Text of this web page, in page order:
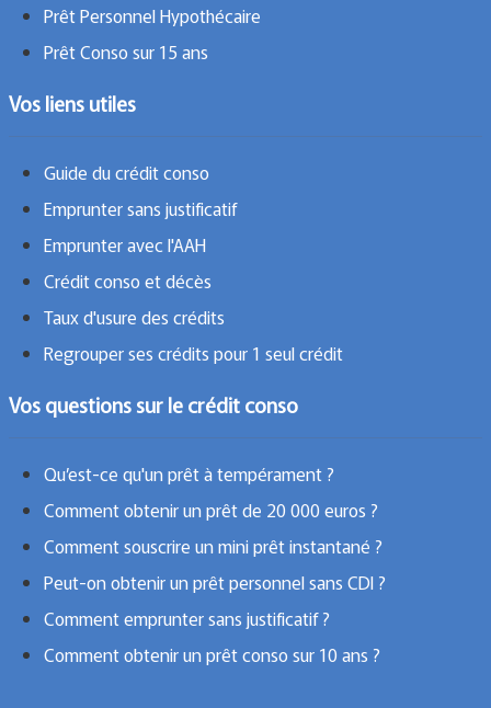
Prêt Personnel Hypothécaire
Prêt Conso sur 15 ans
Vos liens utiles
Guide du crédit conso
Emprunter sans justificatif
Emprunter avec l'AAH
Crédit conso et décès
Taux d'usure des crédits
Regrouper ses crédits pour 1 seul crédit
Vos questions sur le crédit conso
Qu’est-ce qu'un prêt à tempérament ?
Comment obtenir un prêt de 20 000 euros ?
Comment souscrire un mini prêt instantané ?
Peut-on obtenir un prêt personnel sans CDI ?
Comment emprunter sans justificatif ?
Comment obtenir un prêt conso sur 10 ans ?